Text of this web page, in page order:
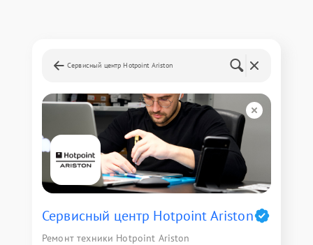
Сервисный центр Hotpoint Ariston
Сервисный центр Hotpoint Ariston
Ремонт техники Hotpoint Ariston